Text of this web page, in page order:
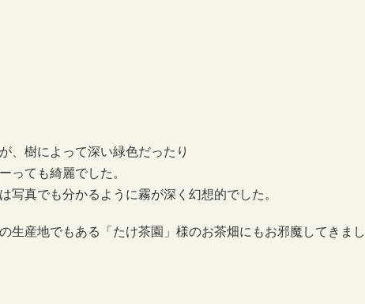
、樹によって深い緑色だったり
っても綺麗でした。
写真でも分かるように霧が深く幻想的でした。
生産地でもある「たけ茶園」様のお茶畑にもお邪魔してきまし